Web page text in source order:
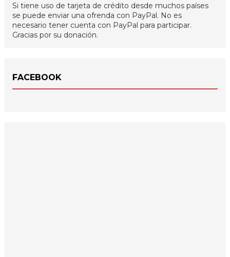
Si tiene uso de tarjeta de crédito desde muchos países
se puede enviar una ofrenda con PayPal. No es
necesario tener cuenta con PayPal para participar.
Gracias por su donación.
FACEBOOK